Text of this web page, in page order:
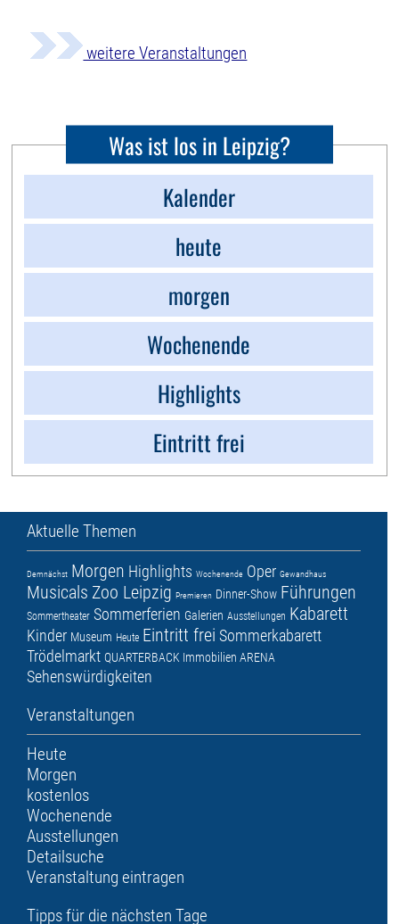
weitere Veranstaltungen
Was ist los in Leipzig?
Kalender
heute
morgen
Wochenende
Highlights
Eintritt frei
Aktuelle Themen
Demnächst Morgen Highlights Wochenende Oper Gewandhaus
Musicals Zoo Leipzig Premieren Dinner-Show Führungen
Sommertheater Sommerferien Galerien Ausstellungen Kabarett
Kinder Museum Heute Eintritt frei Sommerkabarett
Trödelmarkt QUARTERBACK Immobilien ARENA
Sehenswürdigkeiten
Veranstaltungen
Heute
Morgen
kostenlos
Wochenende
Ausstellungen
Detailsuche
Veranstaltung eintragen
Tipps für die nächsten Tage